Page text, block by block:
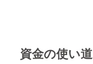
資金の使い道